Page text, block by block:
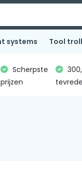
systems Tool
Scherpste
prijzen